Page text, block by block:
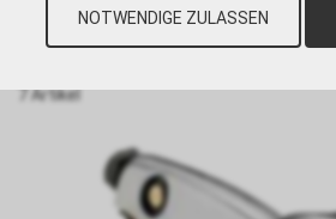
PNEUMATISCH
7 Artikel
NOTWENDIGE ZULASSEN